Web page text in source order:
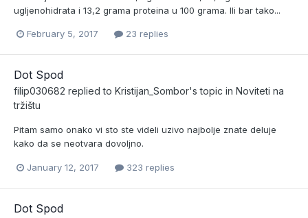
ugljenohidrata i 13,2 grama proteina u 100 grama. Ili bar tako...
February 5, 2017 23 replies
Dot Spod
filip030682 replied to Kristijan_Sombor's topic in Noviteti na
tržištu
Pitam samo onako vi sto ste videli uzivo najbolje znate deluje
kako da se neotvara dovoljno.
January 12, 2017 323 replies
Dot Spod